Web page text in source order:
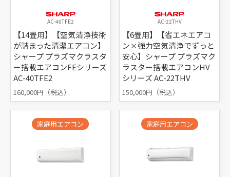
AC-40TFE2
【14畳用】【空気清浄技術
が詰まった清潔エアコン】
シャープ プラズマクラスタ
ー搭載エアコンFEシリーズ
AC-40TFE2
160,000円（税込）
AC-22THV
【6畳用】【省エネエアコ
ン×強力空気清浄でずっと
安心】シャープ プラズマク
ラスター搭載エアコンHV
シリーズ AC-22THV
150,000円（税込）
家庭用エアコン 家庭用エアコン